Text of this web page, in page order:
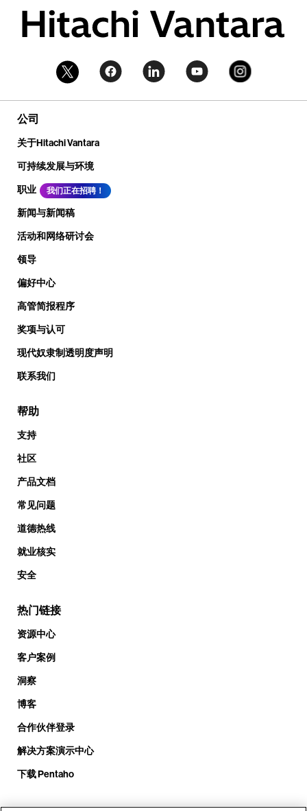
公司
关于Hitachi Vantara
可持续发展与环境
职业
我们正在招聘！
新闻与新闻稿
活动和网络研讨会
领导
偏好中心
高管简报程序
奖项与认可
现代奴隶制透明度声明
联系我们
帮助
支持
社区
产品文档
常见问题
道德热线
就业核实
安全
热门链接
资源中心
客户案例
洞察
博客
合作伙伴登录
解决方案演示中心
下载 Pentaho